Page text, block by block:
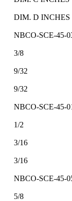
DIM. D INCHES
NBCO-SCE-45-
3/8
9/32
9/32
NBCO-SCE-45-
1/2
3/16
3/16
NBCO-SCE-45-
5/8